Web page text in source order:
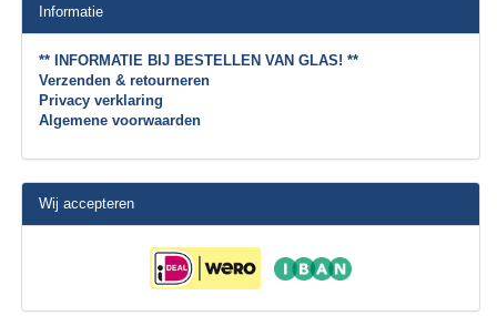
Informatie
** INFORMATIE BIJ BESTELLEN VAN GLAS! **
Verzenden & retourneren
Privacy verklaring
Algemene voorwaarden
Wij accepteren